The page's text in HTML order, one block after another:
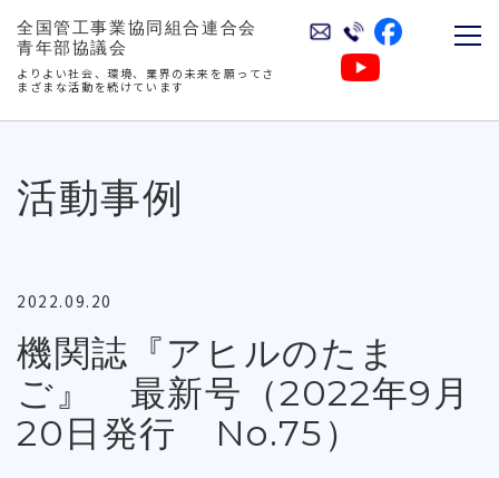
全国管工事業協同組合連合会
青年部協議会
よりよい社会、環境、業界の未来を願ってさ
まざまな活動を続けています
活動事例
2022.09.20
機関誌『アヒルのたま
ご』 最新号（2022年9月
20日発行 No.75）